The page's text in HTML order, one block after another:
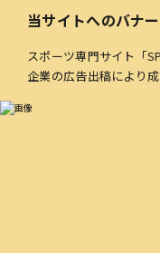
当サイトへのバナ
スポーツ専門サイト「
企業の広告出稿により成